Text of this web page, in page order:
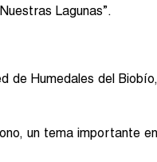
Lagunas”.
de Humedales del Biobío,
un tema importante en